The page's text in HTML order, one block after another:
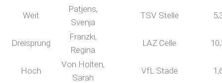
Weit
Patjens,
Svenja
TSV Stelle
Dreisprung
Franzki,
Regina
LAZ Celle
Hoch
Von Holten,
Sarah
VfL Stade